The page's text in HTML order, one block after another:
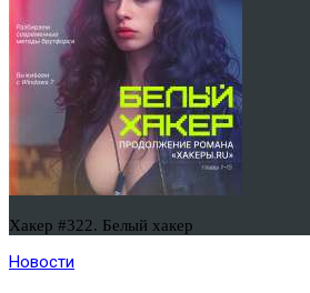
Хакер #322. Белый хакер
Новости